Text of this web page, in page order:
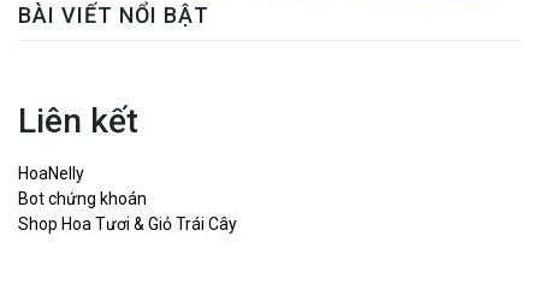
BÀI VIẾT NỔI BẬT
Liên kết
HoaNelly
Bot chứng khoán
Shop Hoa Tươi & Giỏ Trái Cây